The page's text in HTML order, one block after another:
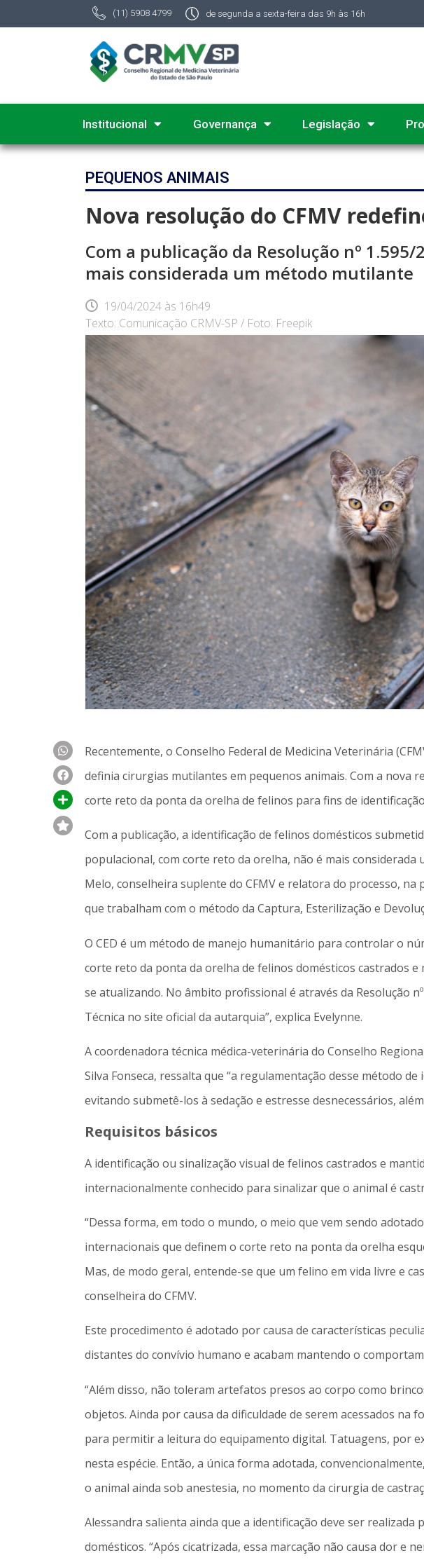
(11) 5908 4799 de segunda a sexta-feira das 9h às 16h
Institucional Governança Legislação
PEQUENOS ANIMAIS
Nova resolução do CFMV
Com a publicação da Resolução nº
mais considerada um método mutilante
19/04/2024 às 16h49
Texto: Comunicação CRMV-SP / Foto: Freepik
Recentemente, o Conselho Federal de Medicina Veterinária
definia cirurgias mutilantes em pequenos animais. Com a nova
corte reto da ponta da orelha de felinos para fins de
Com a publicação, a identificação de felinos domésticos
populacional, com corte reto da orelha, não é mais
Melo, conselheira suplente do CFMV e relatora do processo,
que trabalham com o método da Captura, Esterilização e
O CED é um método de manejo humanitário para controlar o
corte reto da ponta da orelha de felinos domésticos castrados
se atualizando. No âmbito profissional é através da Resolução
Técnica no site oficial da autarquia”, explica Evelynne.
A coordenadora técnica médica-veterinária do Conselho
Silva Fonseca, ressalta que “a regulamentação desse método
evitando submetê-los à sedação e estresse desnecessários,
Requisitos básicos
A identificação ou sinalização visual de felinos castrados e
internacionalmente conhecido para sinalizar que o animal é
“Dessa forma, em todo o mundo, o meio que vem sendo
internacionais que definem o corte reto na ponta da orelha
Mas, de modo geral, entende-se que um felino em vida livre e
conselheira do CFMV.
Este procedimento é adotado por causa de características
distantes do convívio humano e acabam mantendo o
“Além disso, não toleram artefatos presos ao corpo como
objetos. Ainda por causa da dificuldade de serem acessados
para permitir a leitura do equipamento digital. Tatuagens, por
nesta espécie. Então, a única forma adotada,
o animal ainda sob anestesia, no momento da cirurgia de
Alessandra salienta ainda que a identificação deve ser
domésticos. “Após cicatrizada, essa marcação não causa dor e